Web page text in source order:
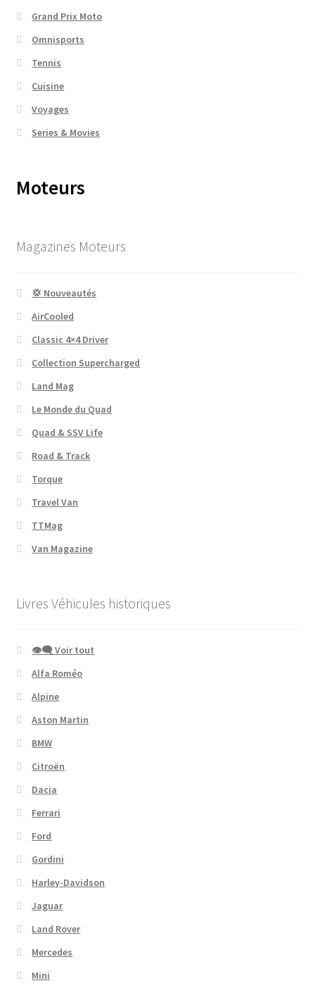
Grand Prix Moto
Omnisports
Tennis
Cuisine
Voyages
Series & Movies
Moteurs
Magazines Moteurs
💢 Nouveautés
AirCooled
Classic 4×4 Driver
Collection Supercharged
Land Mag
Le Monde du Quad
Quad & SSV Life
Road & Track
Torque
Travel Van
TTMag
Van Magazine
Livres Véhicules historiques
👁‍🗨 Voir tout
Alfa Roméo
Alpine
Aston Martin
BMW
Citroën
Dacia
Ferrari
Ford
Gordini
Harley-Davidson
Jaguar
Land Rover
Mercedes
Mini